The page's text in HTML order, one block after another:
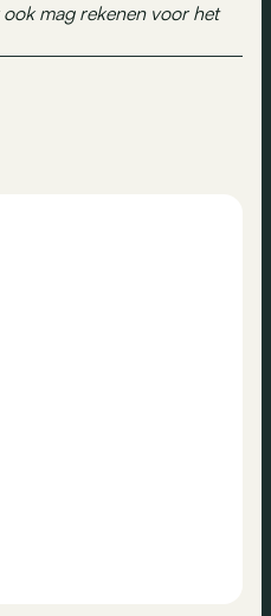
mag rekenen voor het